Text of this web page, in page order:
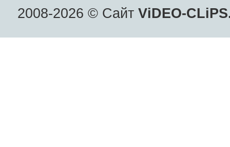
2008-2026 © Сайт ViDEO-